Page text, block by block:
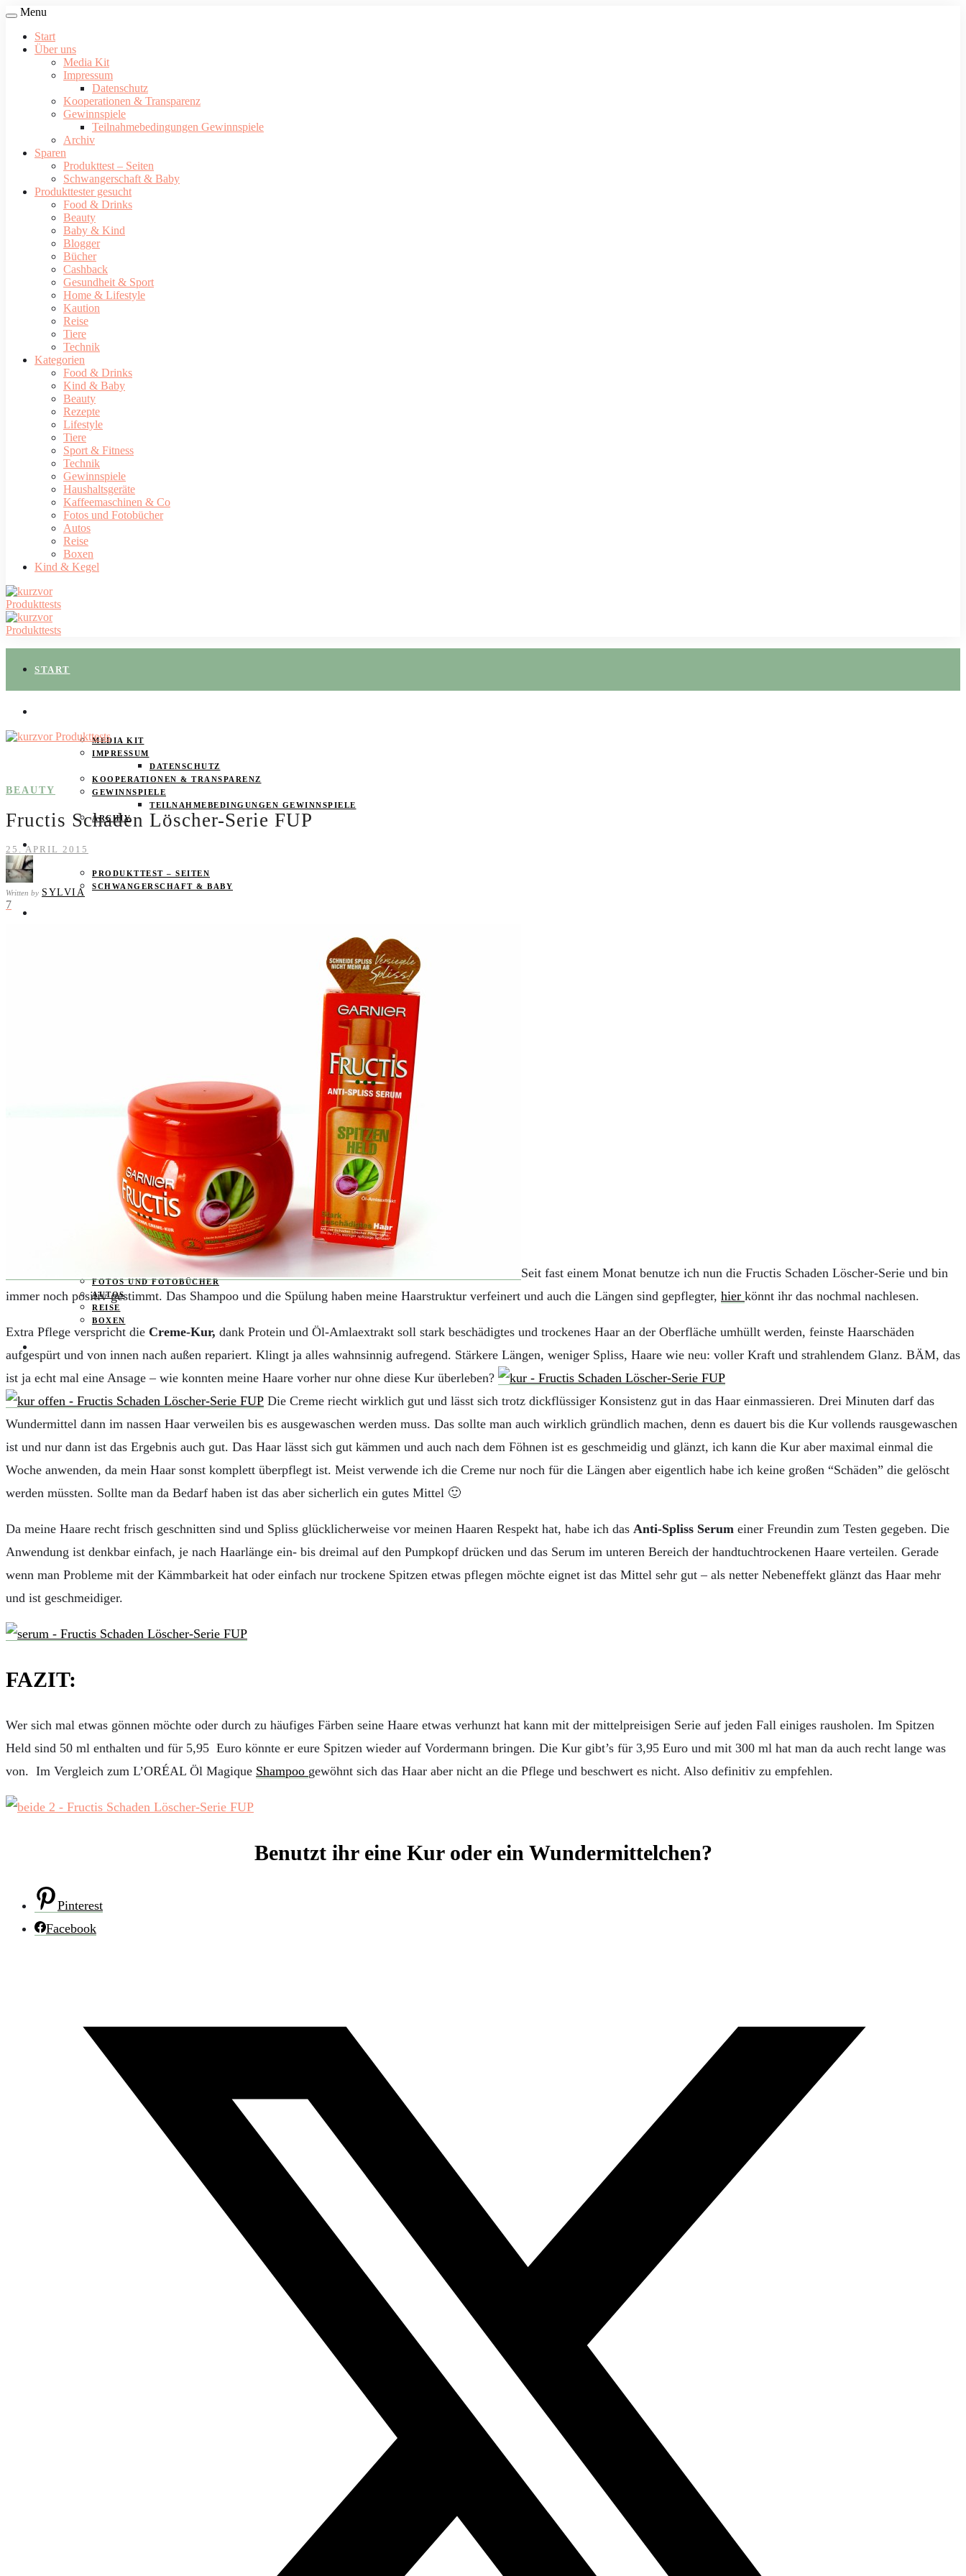
Menu
Start
Über uns
Media Kit
Impressum
Datenschutz
Kooperationen & Transparenz
Gewinnspiele
Teilnahmebedingungen Gewinnspiele
Archiv
Sparen
Produkttest – Seiten
Schwangerschaft & Baby
Produkttester gesucht
Food & Drinks
Beauty
Baby & Kind
Blogger
Bücher
Cashback
Gesundheit & Sport
Home & Lifestyle
Kaution
Reise
Tiere
Technik
Kategorien
Food & Drinks
Kind & Baby
Beauty
Rezepte
Lifestyle
Tiere
Sport & Fitness
Technik
Gewinnspiele
Haushaltsgeräte
Kaffeemaschinen & Co
Fotos und Fotobücher
Autos
Reise
Boxen
Kind & Kegel
START
MEDIA KIT
IMPRESSUM
DATENSCHUTZ
KOOPERATIONEN & TRANSPARENZ
GEWINNSPIELE
TEILNAHMEBEDINGUNGEN GEWINNSPIELE
ARCHIV
SPAREN
PRODUKTTEST – SEITEN
SCHWANGERSCHAFT & BABY
FOOD & DRINKS
KIND & BABY
BEAUTY
REZEPTE
LIFESTYLE
TIERE
SPORT & FITNESS
TECHNIK
GEWINNSPIELE
HAUSHALTSGERÄTE
KAFFEEMASCHINEN & CO
FOTOS UND FOTOBÜCHER
AUTOS
REISE
BOXEN
BEAUTY
Fructis Schaden Löscher-Serie FUP
25. APRIL 2015
Written by SYLVIA
7
Seit fast einem Monat benutze ich nun die Fructis Schaden Löscher-Serie und bin
immer noch positiv gestimmt. Das Shampoo und die Spülung haben meine Haarstruktur verfeinert und auch die Längen sind gepflegter, hier könnt ihr das nochmal nachlesen.
Extra Pflege verspricht die Creme-Kur, dank Protein und Öl-Amlaextrakt soll stark beschädigtes und trockenes Haar an der Oberfläche umhüllt werden, feinste Haarschäden
aufgespürt und von innen nach außen repariert. Klingt ja alles wahnsinnig aufregend. Stärkere Längen, weniger Spliss, Haare wie neu: voller Kraft und strahlendem Glanz. BÄM, das
ist ja echt mal eine Ansage – wie konnten meine Haare vorher nur ohne diese Kur überleben?
Die Creme riecht wirklich gut und lässt sich trotz dickflüssiger Konsistenz gut in das Haar einmassieren. Drei Minuten darf das
Wundermittel dann im nassen Haar verweilen bis es ausgewaschen werden muss. Das sollte man auch wirklich gründlich machen, denn es dauert bis die Kur vollends rausgewaschen
ist und nur dann ist das Ergebnis auch gut. Das Haar lässt sich gut kämmen und auch nach dem Föhnen ist es geschmeidig und glänzt, ich kann die Kur aber maximal einmal die
Woche anwenden, da mein Haar sonst komplett überpflegt ist. Meist verwende ich die Creme nur noch für die Längen aber eigentlich habe ich keine großen “Schäden” die gelöscht
werden müssten. Sollte man da Bedarf haben ist das aber sicherlich ein gutes Mittel 🙂
Da meine Haare recht frisch geschnitten sind und Spliss glücklicherweise vor meinen Haaren Respekt hat, habe ich das Anti-Spliss Serum einer Freundin zum Testen gegeben. Die
Anwendung ist denkbar einfach, je nach Haarlänge ein- bis dreimal auf den Pumpkopf drücken und das Serum im unteren Bereich der handtuchtrockenen Haare verteilen. Gerade
wenn man Probleme mit der Kämmbarkeit hat oder einfach nur trockene Spitzen etwas pflegen möchte eignet ist das Mittel sehr gut – als netter Nebeneffekt glänzt das Haar mehr
und ist geschmeidiger.
FAZIT:
Wer sich mal etwas gönnen möchte oder durch zu häufiges Färben seine Haare etwas verhunzt hat kann mit der mittelpreisigen Serie auf jeden Fall einiges rausholen. Im Spitzen
Held sind 50 ml enthalten und für 5,95 Euro könnte er eure Spitzen wieder auf Vordermann bringen. Die Kur gibt’s für 3,95 Euro und mit 300 ml hat man da auch recht lange was
von. Im Vergleich zum L’ORÉAL Öl Magique Shampoo gewöhnt sich das Haar aber nicht an die Pflege und beschwert es nicht. Also definitiv zu empfehlen.
Benutzt ihr eine Kur oder ein Wundermittelchen?
Pinterest
Facebook